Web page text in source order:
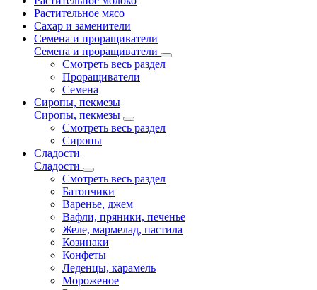
Растительное мясо
Сахар и заменители
Семена и проращиватели
Семена и проращиватели
Смотреть весь раздел
Проращиватели
Семена
Сиропы, пекмезы
Сиропы, пекмезы
Смотреть весь раздел
Сиропы
Сладости
Сладости
Смотреть весь раздел
Батончики
Варенье, джем
Вафли, пряники, печенье
Желе, мармелад, пастила
Козинаки
Конфеты
Леденцы, карамель
Мороженое